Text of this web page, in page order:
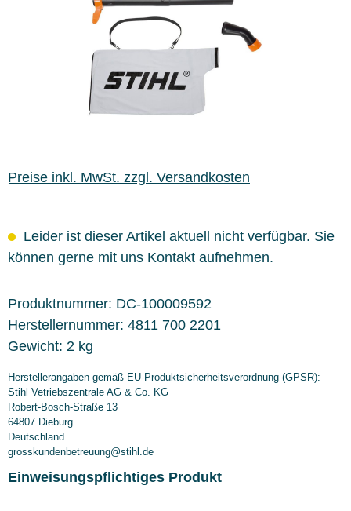
Preise inkl. MwSt. zzgl. Versandkosten
Leider ist dieser Artikel aktuell nicht verfügbar. Sie
können gerne mit uns Kontakt aufnehmen.
Produktnummer: DC-100009592
Herstellernummer: 4811 700 2201
Gewicht: 2 kg
Herstellerangaben gemäß EU-Produktsicherheitsverordnung (GPSR):
Stihl Vetriebszentrale AG & Co. KG
Robert-Bosch-Straße 13
64807 Dieburg
Deutschland
grosskundenbetreuung@stihl.de
Einweisungspflichtiges Produkt